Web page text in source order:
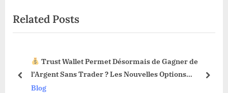
u
s
s
P
o
t
:
Related Posts
Trust Wallet Permet Désormais de Gagner de
l’Argent Sans Trader ? Les Nouvelles Options
Dévoilées !
Blog
prev next